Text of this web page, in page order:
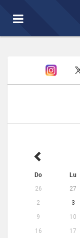
Toggle
navigation
Do Lu
26 27
2
3
9
10
16
17